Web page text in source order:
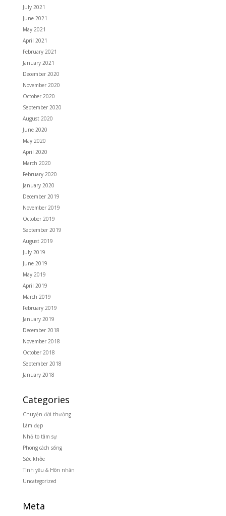
July 2021
June 2021
May 2021
April 2021
February 2021
January 2021
December 2020
November 2020
October 2020
September 2020
August 2020
June 2020
May 2020
April 2020
March 2020
February 2020
January 2020
December 2019
November 2019
October 2019
September 2019
August 2019
July 2019
June 2019
May 2019
April 2019
March 2019
February 2019
January 2019
December 2018
November 2018
October 2018
September 2018
January 2018
Categories
Chuyện đời thường
Làm đẹp
Nhỏ to tâm sự
Phong cách sống
Sức khỏe
Tình yêu & Hôn nhân
Uncategorized
Meta